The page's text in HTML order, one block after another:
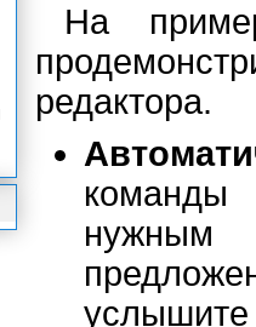
На
редактора.
команды
нужным
услышите